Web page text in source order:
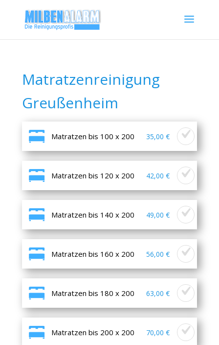
Matratzenreinigung
Greußenheim
Matratzen bis 100 x 200 35,00 €
Matratzen bis 120 x 200 42,00 €
Matratzen bis 140 x 200 49,00 €
Matratzen bis 160 x 200 56,00 €
Matratzen bis 180 x 200 63,00 €
Matratzen bis 200 x 200 70,00 €